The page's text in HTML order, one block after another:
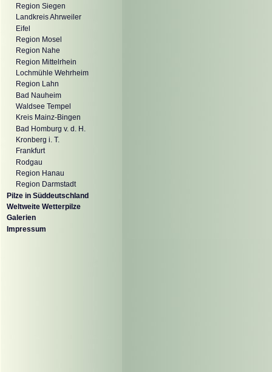
Region Siegen
Landkreis Ahrweiler
Eifel
Region Mosel
Region Nahe
Region Mittelrhein
Lochmühle Wehrheim
Region Lahn
Bad Nauheim
Waldsee Tempel
Kreis Mainz-Bingen
Bad Homburg v. d. H.
Kronberg i. T.
Frankfurt
Rodgau
Region Hanau
Region Darmstadt
Pilze in Süddeutschland
Weltweite Wetterpilze
Galerien
Impressum